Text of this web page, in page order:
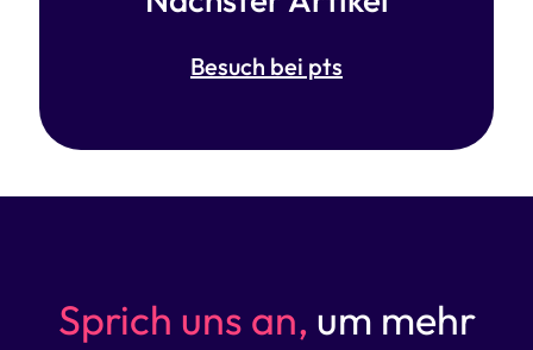
Besuch bei pts
Sprich uns an, um mehr